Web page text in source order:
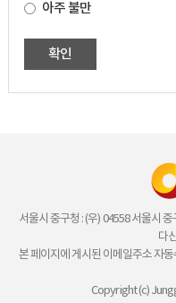
아주 불만
확인
서울시 중구청 : (우) 04558 서울시
다
본 페이지에 게시된 이메일주소 자
Copyright (c)